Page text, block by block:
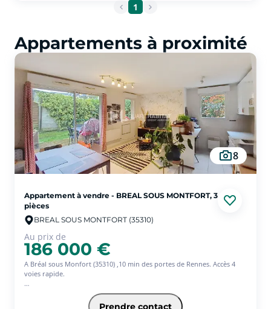
Prix du m² Loutehel -
m² Guipry-Messac
Prix du m² Saint-Malo-
de-Phily-Prix du m² Saint-Séglin-Prix du
1
Appartements à proximité
8
Appartement à vendre - BREAL SOUS MONTFORT, 3
pièces
BREAL SOUS MONTFORT (35310)
Au prix de
186 000 €
A Bréal sous Monfort (35310) ,10 min des portes de Rennes. Accès 4
voies rapide.
Venez vite découvrir ce ravissant T3 en rez de jardin situé dans un
environnement privilégié au sein d'une copropriété de 2007 avec
Prendre contact